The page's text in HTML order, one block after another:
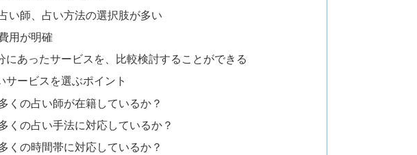
い師、占い方法の選択肢が多い
用が明確
にあったサービスを、比較検討することができる
サービスを選ぶポイント
くの占い師が在籍しているか？
くの占い手法に対応しているか？
くの時間帯に対応しているか？